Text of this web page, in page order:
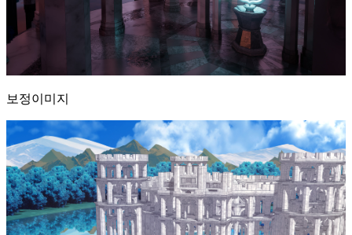
보정이미지